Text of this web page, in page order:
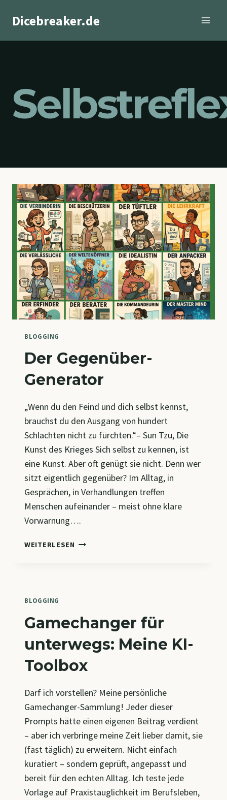
InhaltDicebreaker.de
BLOGGING
Der Gegenüber-
Generator
„Wenn du den Feind und dich selbst kennst,
brauchst du den Ausgang von hundert
Schlachten nicht zu fürchten.“– Sun Tzu, Die
Kunst des Krieges Sich selbst zu kennen, ist
eine Kunst. Aber oft genügt sie nicht. Denn wer
sitzt eigentlich gegenüber? Im Alltag, in
Gesprächen, in Verhandlungen treffen
Menschen aufeinander – meist ohne klare
Vorwarnung….
WEITERLESEN DER
BLOGGING
Gamechanger für
unterwegs: Meine KI-
Toolbox
Darf ich vorstellen? Meine persönliche
Gamechanger-Sammlung! Jeder dieser
Prompts hätte einen eigenen Beitrag verdient
– aber ich verbringe meine Zeit lieber damit, sie
(fast täglich) zu erweitern. Nicht einfach
kuratiert – sondern geprüft, angepasst und
bereit für den echten Alltag. Ich teste jede
Vorlage auf Praxistauglichkeit im Berufsleben,